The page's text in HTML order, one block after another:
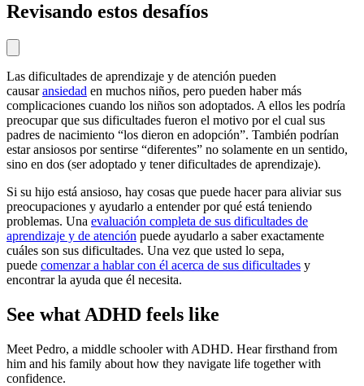
Revisando estos desafíos
Las dificultades de aprendizaje y de atención pueden
causaransiedad en muchos niños, pero pueden haber más
complicaciones cuando los niños son adoptados. A ellos les podría
preocupar que sus dificultades fueron el motivo por el cual sus
padres de nacimiento “los dieron en adopción”. También podrían
estar ansiosos por sentirse “diferentes” no solamente en un sentido,
sino en dos (ser adoptado y tener dificultades de aprendizaje).
Si su hijo está ansioso, hay cosas que puede hacer para aliviar sus
preocupaciones y ayudarlo a entender por qué está teniendo
problemas. Una evaluación completa de sus dificultades de
aprendizaje y de atención puede ayudarlo a saber exactamente
cuáles son sus dificultades. Una vez que usted lo sepa,
puede comenzar a hablar con él acerca de sus dificultades y
encontrar la ayuda que él necesita.
See what ADHD feels like
Meet Pedro, a middle schooler with ADHD. Hear firsthand from
him and his family about how they navigate life together with
confidence.